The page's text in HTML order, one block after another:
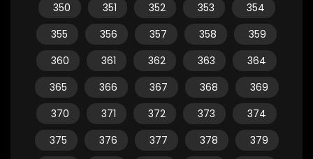
350
351 352 353
354
355
356 357 358
359
360
361 362 363
364
365
366 367 368
369
370
371 372 373
374
375
376 377 378
379